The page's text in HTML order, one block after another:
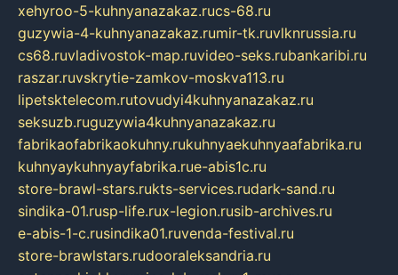
xehyroo-5-kuhnyanazakaz.rucs-68.ru
guzywia-4-kuhnyanazakaz.rumir-tk.ruvlknrussia.ru
cs68.ruvladivostok-map.ruvideo-seks.rubankaribi.ru
raszar.ruvskrytie-zamkov-moskva113.ru
lipetsktelecom.rutovudyi4kuhnyanazakaz.ru
seksuzb.ruguzywia4kuhnyanazakaz.ru
fabrikaofabrikaokuhny.rukuhnyaekuhnyaafabrika.ru
kuhnyaykuhnyayfabrika.rue-abis1c.ru
store-brawl-stars.rukts-services.rudark-sand.ru
sindika-01.rusp-life.rux-legion.rusib-archives.ru
e-abis-1-c.rusindika01.ruvenda-festival.ru
store-brawlstars.rudooraleksandria.ru